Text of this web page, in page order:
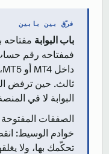
فرّق بين بابين
باب البوابة مفتاحه
فمفتاحه رقم
ثالث. حين ترفض
البوابة لا في
الصفقات
خوادم الوسيط:
تحكّمك بها، ولا